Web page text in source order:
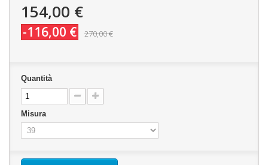
154,00 €
-116,00 € 270,00 €
Quantità
Misura